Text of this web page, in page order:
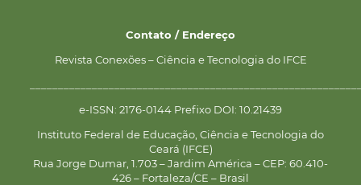
Contato / Endereço
Revista Conexões – Ciência e Tecnologia do IFCE
e-ISSN: 2176-0144 Prefixo DOI: 10.21439
Instituto Federal de Educação, Ciência e Tecnologia do
Ceará (IFCE)
Rua Jorge Dumar, 1.703 – Jardim América – CEP: 60.410-
426 – Fortaleza/CE – Brasil